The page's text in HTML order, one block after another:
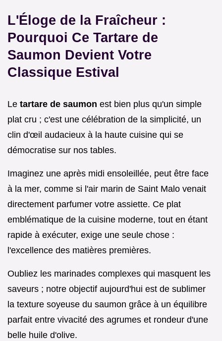
L'Éloge de la Fraîcheur :
Pourquoi Ce Tartare de
Saumon Devient Votre
Classique Estival
Le tartare de saumon est bien plus qu'un simple
plat cru ; c'est une célébration de la simplicité, un
clin d'œil audacieux à la haute cuisine qui se
démocratise sur nos tables.
Imaginez une après midi ensoleillée, peut être face
à la mer, comme si l'air marin de Saint Malo venait
directement parfumer votre assiette. Ce plat
emblématique de la cuisine moderne, tout en étant
rapide à exécuter, exige une seule chose :
l'excellence des matières premières.
Oubliez les marinades complexes qui masquent les
saveurs ; notre objectif aujourd'hui est de sublimer
la texture soyeuse du saumon grâce à un équilibre
parfait entre vivacité des agrumes et rondeur d'une
belle huile d'olive.